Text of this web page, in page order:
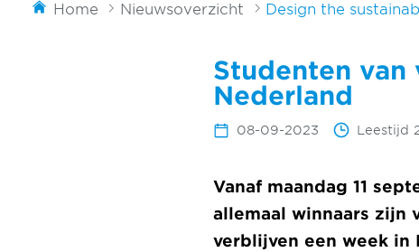
Home Nieuwsoverzicht Design the
Studenten
Nederland
08-09-2023 Leestijd
Vanaf maandag 11
allemaal winnaars zijn
verblijven een week in